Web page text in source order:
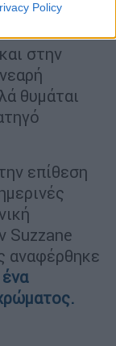
Policy
δεν το
δεν είχε
στην
θυμάται
επίθεση
Suzzane
αναφέρθηκε